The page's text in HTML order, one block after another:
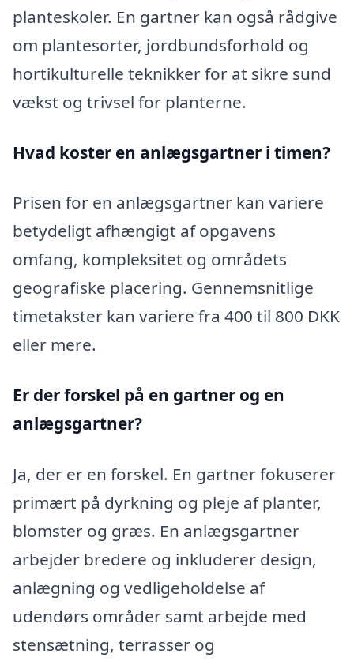
planteskoler. En gartner kan også rådgive
om plantesorter, jordbundsforhold og
hortikulturelle teknikker for at sikre sund
vækst og trivsel for planterne.
Hvad koster en anlægsgartner i timen?
Prisen for en anlægsgartner kan variere
betydeligt afhængigt af opgavens
omfang, kompleksitet og områdets
geografiske placering. Gennemsnitlige
timetakster kan variere fra 400 til 800 DKK
eller mere.
Er der forskel på en gartner og en
anlægsgartner?
Ja, der er en forskel. En gartner fokuserer
primært på dyrkning og pleje af planter,
blomster og græs. En anlægsgartner
arbejder bredere og inkluderer design,
anlægning og vedligeholdelse af
udendørs områder samt arbejde med
stensætning, terrasser og